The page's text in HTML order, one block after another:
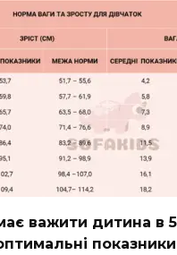
важити дитина в 5